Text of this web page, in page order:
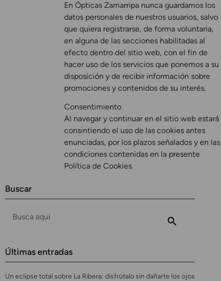
En Ópticas Zamarripa nunca guardamos los
datos personales de nuestros usuarios, salvo
que quiera registrarse, de forma voluntaria,
en alguna de las secciones habilitadas al
efecto dentro del sitio web, con el fin de
hacer uso de los servicios que ponemos a su
disposición y de recibir información sobre
promociones y contenidos de su interés.
Consentimiento
Al navegar y continuar en el sitio web estará
consintiendo el uso de las cookies antes
enunciadas, por los plazos señalados y en las
condiciones contenidas en la presente
Política de Cookies.
Buscar
Últimas entradas
Un eclipse total sobre La Ribera: disfrútalo sin dañarte los ojos